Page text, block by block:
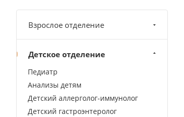
Взрослое отделение
Детское отделение
Педиатр
Анализы детям
Детский аллерголог-иммунолог
Детский гастроэнтеролог